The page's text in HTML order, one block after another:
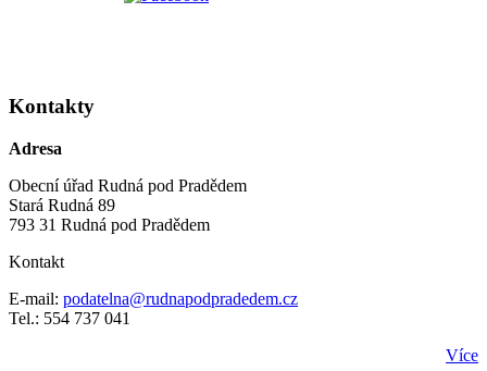
Kontakty
Adresa
Obecní úřad Rudná pod Pradědem
Stará Rudná 89
793 31 Rudná pod Pradědem
Kontakt
E-mail: podatelna@rudnapodpradedem.cz
Tel.: 554 737 041
Více